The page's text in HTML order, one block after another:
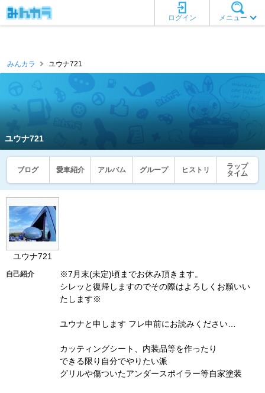
メニュー
ログイン
みんカラ ユウナ721
ユウナ721
ブログ 愛車紹介 アルバム グループ ヒストリ
ラップ
タイム
ユウナ721
自己紹介
※7月末(未定)頃までお休み頂きます。
シレッと復帰しますのでその際はよろしくお願いい
たします※
ユウナと申します フレ申前にお読みください…
カッティングシート、内装品等を作ったり
できる限り自分でやりたい派
グリルや傷ついたアンダースポイラー等自家塗装